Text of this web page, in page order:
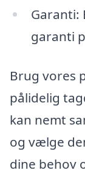
Garanti:
garanti
Brug vores
pålidelig
kan nemt
og vælge
dine behov